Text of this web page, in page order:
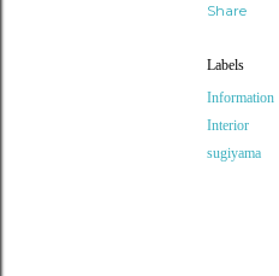
Share
Labels
Information
Interior
sugiyama